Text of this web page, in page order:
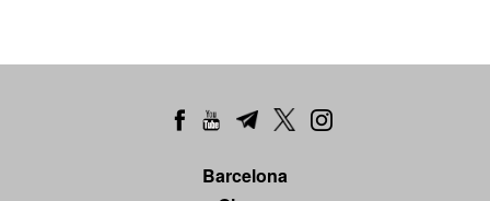
Barcelona